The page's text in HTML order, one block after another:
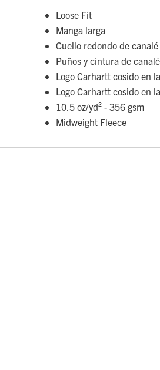
Loose Fit
Manga larga
Cuello redondo de
Puños y cintura de
Logo Carhartt cosido en
Logo Carhartt cosido en
10.5 oz/yd² - 356 gsm
Midweight Fleece